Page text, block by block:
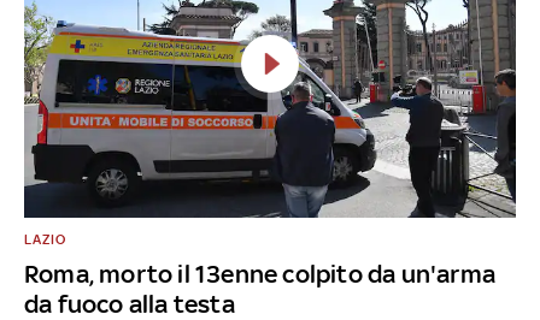
Roma, morto il 13enne colpito da un'arma
da fuoco alla testa
LAZIO